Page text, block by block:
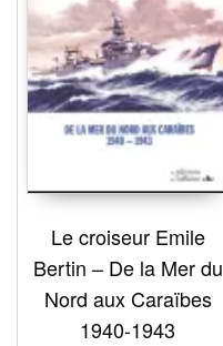
Le croiseur Emile
Bertin – De la Mer du
Nord aux Caraïbes
1940-1943